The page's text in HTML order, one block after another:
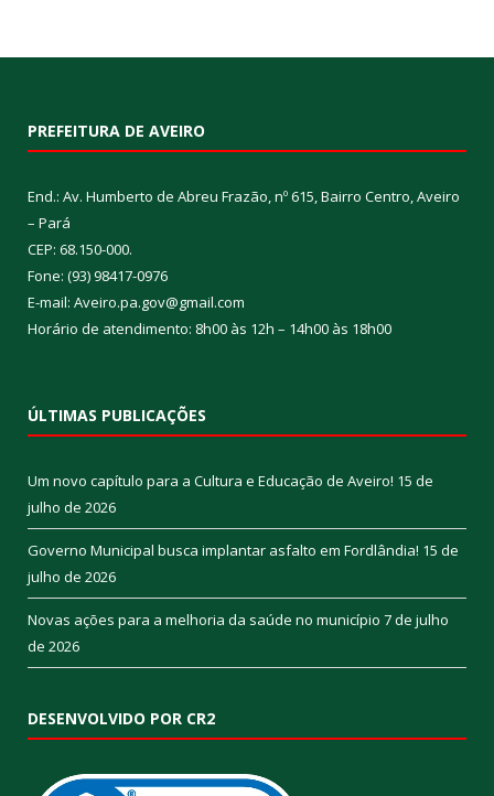
PREFEITURA DE AVEIRO
End.: Av. Humberto de Abreu Frazão, nº 615, Bairro Centro, Aveiro
– Pará
CEP: 68.150-000.
Fone: (93) 98417-0976
E-mail: Aveiro.pa.gov@gmail.com
Horário de atendimento: 8h00 às 12h – 14h00 às 18h00
ÚLTIMAS PUBLICAÇÕES
Um novo capítulo para a Cultura e Educação de Aveiro! 15 de
julho de 2026
Governo Municipal busca implantar asfalto em Fordlândia! 15 de
julho de 2026
Novas ações para a melhoria da saúde no município 7 de julho
de 2026
DESENVOLVIDO POR CR2